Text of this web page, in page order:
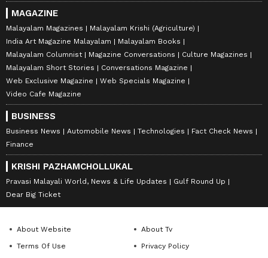
MAGAZINE
Malayalam Magazines
Malayalam Krishi (Agriculture)
India Art Magazine Malayalam
Malayalam Books
Malayalam Columnist
Magazine Conversations
Culture Magazines
Malayalam Short Stories
Conversations Magazine
Web Exclusive Magazine
Web Specials Magazine
Video Cafe Magazine
BUSINESS
Business News Automobile News Technologies
Fact Check News
Finance
KRISHI PAZHAMCHOLLUKAL
Pravasi Malayali World, News & Life Updates
Gulf Round Up
Dear Big Ticket
About Website
About Tv
Terms Of Use
Privacy Policy